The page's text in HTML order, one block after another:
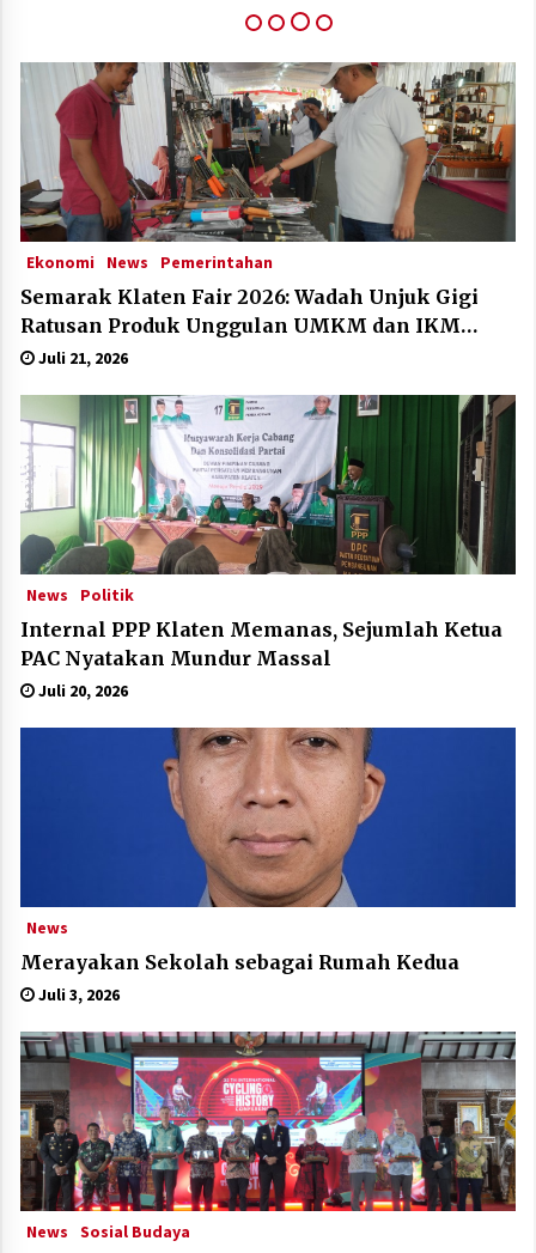
IGA Award 2025
Ekonomi News Pemerintahan
Semarak Klaten Fair 2026: Wadah Unjuk Gigi
Ratusan Produk Unggulan UMKM dan IKM
Lokal
Juli 21, 2026
News Politik
Internal PPP Klaten Memanas, Sejumlah Ketua
PAC Nyatakan Mundur Massal
Juli 20, 2026
News
Merayakan Sekolah sebagai Rumah Kedua
Juli 3, 2026
News Sosial Budaya